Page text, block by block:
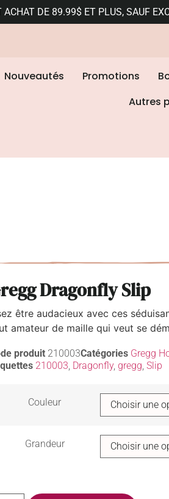
DE 89.99$ ET PLUS, SAUF
Nouveautés Promotions
Autres
Dragonfly Slip
être audacieux avec ces
amateur de maille qui veut se
produit 210003Catégories Gregg
210003 Dragonfly,gregg ,Slip
Couleur
Grandeur